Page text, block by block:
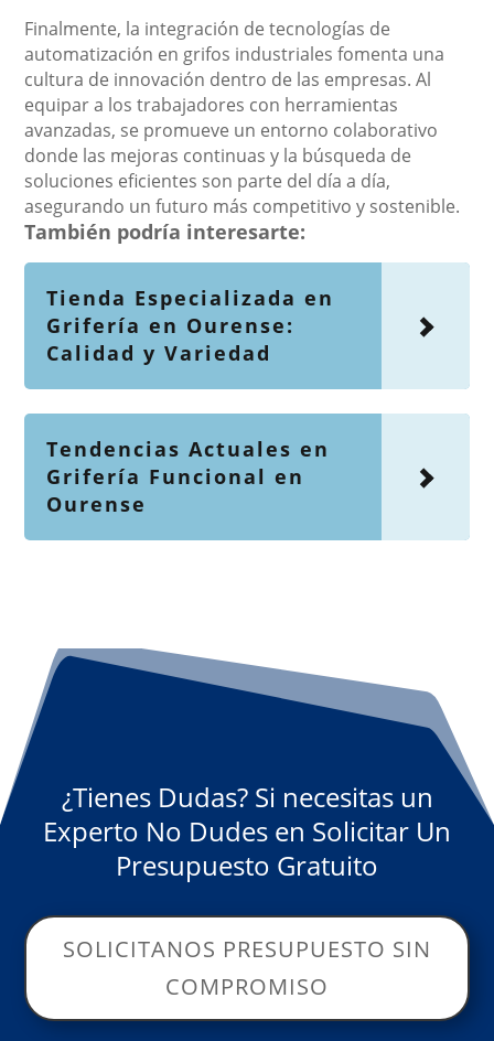
Finalmente, la integración de tecnologías de
automatización en grifos industriales fomenta una
cultura de innovación dentro de las empresas. Al
equipar a los trabajadores con herramientas
avanzadas, se promueve un entorno colaborativo
donde las mejoras continuas y la búsqueda de
soluciones eficientes son parte del día a día,
asegurando un futuro más competitivo y sostenible.
También podría interesarte:
Tienda Especializada en
Grifería en Ourense:
Calidad y Variedad
Tendencias Actuales en
Grifería Funcional en
Ourense
¿Tienes Dudas? Si necesitas un
Experto No Dudes en Solicitar Un
Presupuesto Gratuito
SOLICITANOS PRESUPUESTO SIN
COMPROMISO